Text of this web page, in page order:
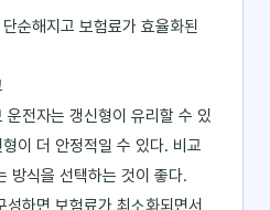
순해지고 보험료가 효율화된
전자는 갱신형이 유리할 수 있
이 더 안정적일 수 있다. 비교
방식을 선택하는 것이 좋다.
하면 보험료가 최소화되면서